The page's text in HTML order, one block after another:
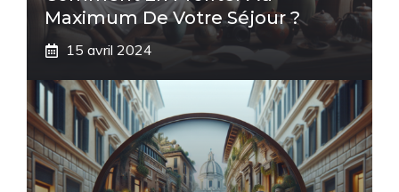
Maximum De Votre Séjour ?
15 avril 2024